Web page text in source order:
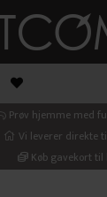
Prøv hjemme med
Vi leverer direkte
Køb gavekort til